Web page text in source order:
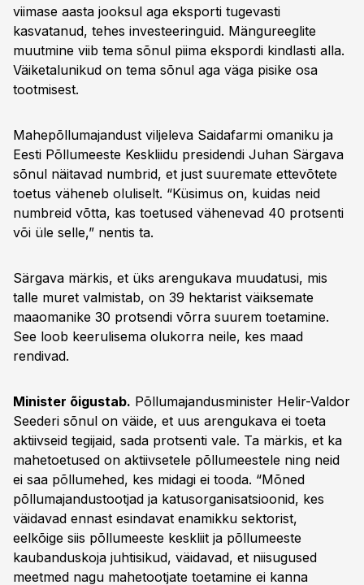
viimase aasta jooksul aga eksporti tugevasti
kasvatanud, tehes investeeringuid. Mängureeglite
muutmine viib tema sõnul piima ekspordi kindlasti alla.
Väiketalunikud on tema sõnul aga väga pisike osa
tootmisest.
Mahepõllumajandust viljeleva Saidafarmi omaniku ja
Eesti Põllumeeste Keskliidu presidendi ­Juhan Särgava
sõnul näitavad numbrid, et just suuremate ettevõtete
toetus väheneb oluliselt. “Küsimus on, kuidas neid
numbreid võtta, kas toetused vähenevad 40 protsenti
või üle selle,” nentis ta.
Särgava märkis, et üks arengukava muudatusi, mis
talle muret valmistab, on 39 hektarist väiksemate
maaomanike 30 protsendi võrra suurem toetamine.
See loob keerulisema olukorra neile, kes maad
rendivad.
Minister õigustab. Põllumajandusminister Helir-Valdor
Seederi sõnul on väide, et uus arengukava ei toeta
aktiivseid tegijaid, sada protsenti vale. Ta märkis, et ka
mahetoetused on aktiivsetele põllumeestele ning neid
ei saa põllumehed, kes midagi ei tooda. “Mõned
põllumajandustootjad ja katusorganisatsioonid, kes
väidavad ennast esindavat enamikku sektorist,
eelkõige siis põllumeeste keskliit ja põllumeeste
kaubanduskoja juhtisikud, väidavad, et niisugused
meetmed nagu mahetootjate toetamine ei kanna